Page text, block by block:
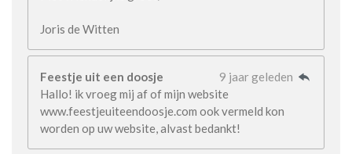
Joris de Witten
Feestje uit een doosje
9 jaar geleden
Hallo! ik vroeg mij af of mijn website
www.feestjeuiteendoosje.com ook vermeld kon
worden op uw website, alvast bedankt!